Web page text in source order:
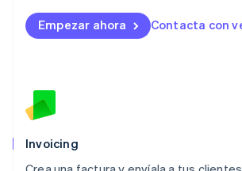
Empezar ahora Contacta con
Invoicing
Luxemburgo
FrançaisDeutschEnglish
Malasia
English
México
Noruega
English